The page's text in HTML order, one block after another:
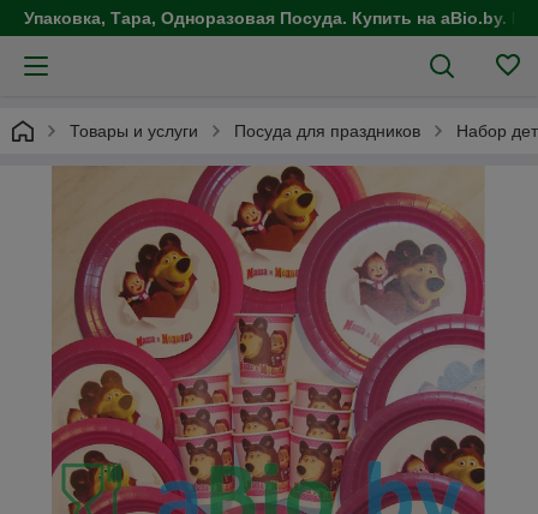
Упаковка, Тара, Одноразовая Посуда. Купить на aBio.by.
Товары и услуги Посуда для праздников Набор